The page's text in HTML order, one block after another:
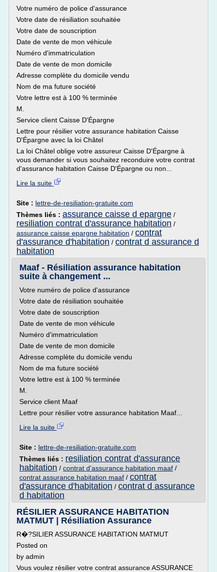
Votre numéro de police d'assurance
Votre date de résiliation souhaitée
Votre date de souscription
Date de vente de mon véhicule
Numéro d'immatriculation
Date de vente de mon domicile
Adresse complète du domicile vendu
Nom de ma future société
Votre lettre est à 100 % terminée
M.
Service client Caisse D'Épargne
Lettre pour résilier votre assurance habitation Caisse
D'Épargne avec la loi Châtel
La loi Châtel oblige votre assureur Caisse D'Épargne à
vous demander si vous souhaitez reconduire votre contrat
d'assurance habitation Caisse D'Épargne ou non...
Lire la suite
Site : lettre-de-resiliation-gratuite.com
Thèmes liés : assurance caisse d epargne /
resiliation contrat d'assurance habitation /
assurance caisse epargne habitation / contrat
d'assurance d'habitation / contrat d assurance d
habitation
Maaf - Résiliation assurance habitation
suite à changement ...
Votre numéro de police d'assurance
Votre date de résiliation souhaitée
Votre date de souscription
Date de vente de mon véhicule
Numéro d'immatriculation
Date de vente de mon domicile
Adresse complète du domicile vendu
Nom de ma future société
Votre lettre est à 100 % terminée
M.
Service client Maaf
Lettre pour résilier votre assurance habitation Maaf...
Lire la suite
Site : lettre-de-resiliation-gratuite.com
Thèmes liés : resiliation contrat d'assurance
habitation / contrat d'assurance habitation maaf /
contrat assurance habitation maaf / contrat
d'assurance d'habitation / contrat d assurance
d habitation
RÉSILIER ASSURANCE HABITATION
MATMUT | Résiliation Assurance
R�?SILIER ASSURANCE HABITATION MATMUT
Posted on
by admin
Vous voulez résilier votre contrat assurance ASSURANCE